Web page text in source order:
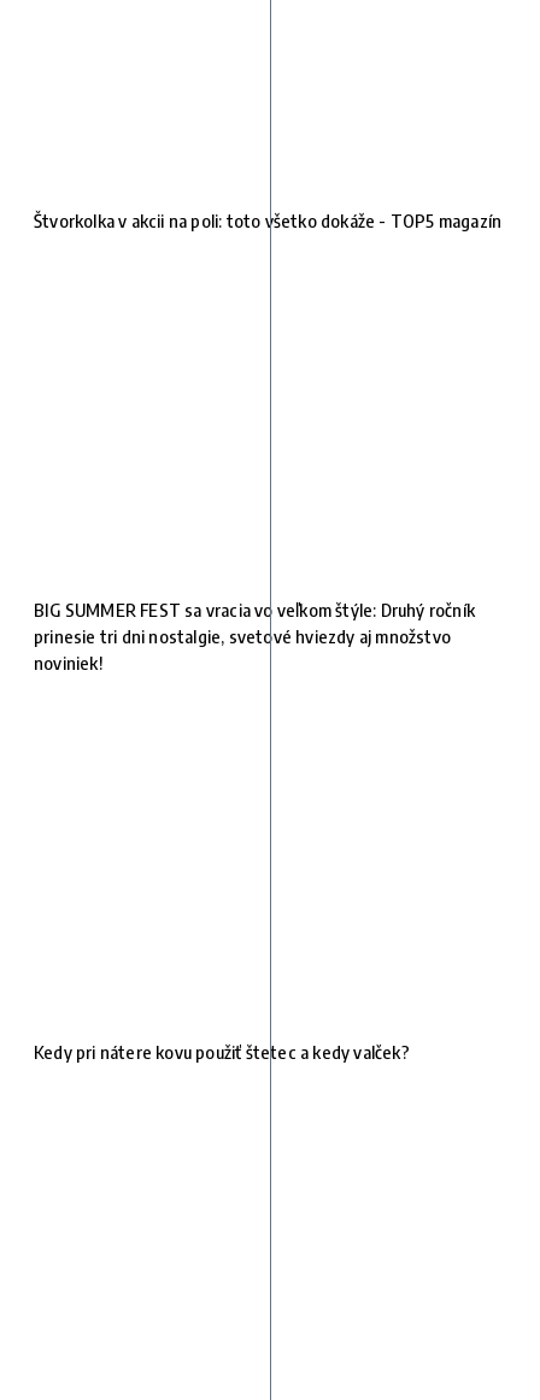
Štvorkolka v akcii na poli: toto všetko dokáže - TOP5 magazín
BIG SUMMER FEST sa vracia vo veľkom štýle: Druhý ročník
prinesie tri dni nostalgie, svetové hviezdy aj množstvo
noviniek!
Kedy pri nátere kovu použiť štetec a kedy valček?